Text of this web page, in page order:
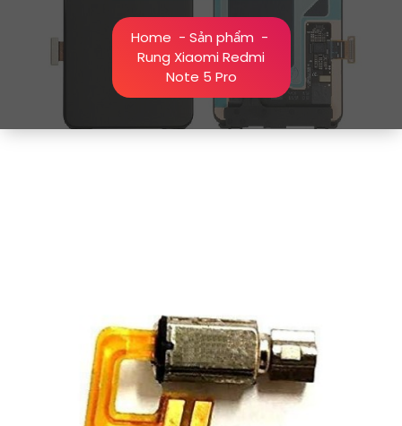
Home - Sản phẩm -
Rung Xiaomi Redmi
Note 5 Pro